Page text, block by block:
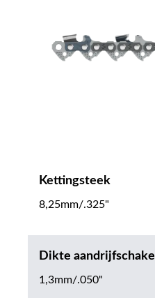
Kettingsteek
8,25mm/.325"
Dikte aandrijfschakel
1,3mm/.050"